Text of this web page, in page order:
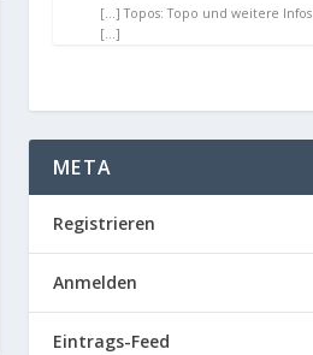
[…] Topos: Topo und weitere Infos
[…]
META
Registrieren
Anmelden
Eintrags-Feed